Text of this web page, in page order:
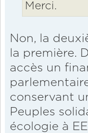
Merci.
Non, la
la première.
accès un
conservant
Peuples
écologie à